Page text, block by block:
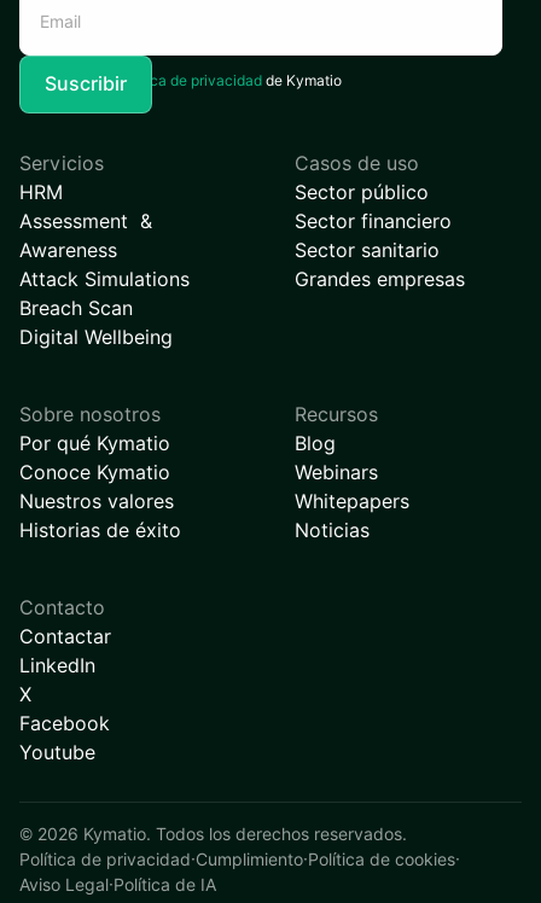
Acepto laPolítica de privacidad de Kymatio
Servicios
HRM
Assessment &
Awareness
Attack Simulations
Breach Scan
Digital Wellbeing
Casos de uso
Sector público
Sector financiero
Sector sanitario
Grandes empresas
Sobre nosotros
Por qué Kymatio
Conoce Kymatio
Nuestros valores
Historias de éxito
Recursos
Blog
Webinars
Whitepapers
Noticias
Contacto
Contactar
LinkedIn
X
Facebook
Youtube
© 2026 Kymatio. Todos los derechos reservados.
Política de privacidad·Cumplimiento·Política de cookies·
Aviso Legal·Política de IA